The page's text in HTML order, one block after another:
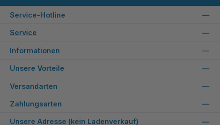
Service-Hotline
Service
Informationen
Unsere Vorteile
Versandarten
Zahlungsarten
Unsere Adresse (kein Ladenverkauf)